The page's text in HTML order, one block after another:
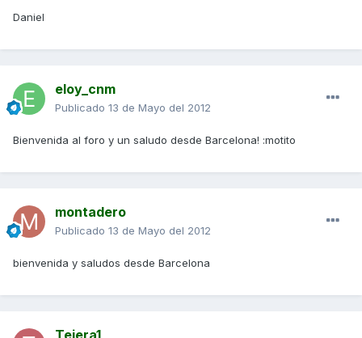
Daniel
eloy_cnm
Publicado 13 de Mayo del 2012
Bienvenida al foro y un saludo desde Barcelona! :motito
montadero
Publicado 13 de Mayo del 2012
bienvenida y saludos desde Barcelona